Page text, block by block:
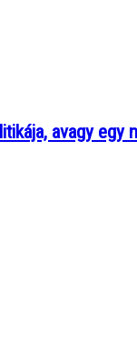
avagy egy